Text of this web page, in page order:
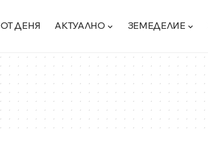
ОТ ДЕНЯ АКТУАЛНО ЗЕМЕДЕЛИЕ